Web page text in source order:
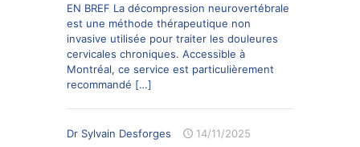
EN BREF La décompression neurovertébrale
est une méthode thérapeutique non
invasive utilisée pour traiter les douleures
cervicales chroniques. Accessible à
Montréal, ce service est particulièrement
recommandé […]
Dr Sylvain Desforges 14/11/2025